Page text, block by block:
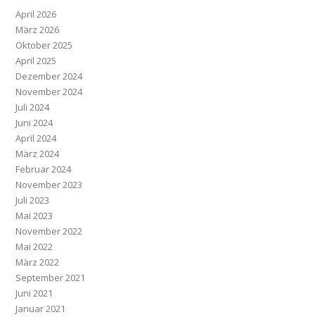
April 2026
März 2026
Oktober 2025
April 2025
Dezember 2024
November 2024
Juli 2024
Juni 2024
April 2024
März 2024
Februar 2024
November 2023
Juli 2023
Mai 2023
November 2022
Mai 2022
März 2022
September 2021
Juni 2021
Januar 2021